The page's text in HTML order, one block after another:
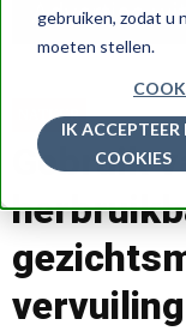
gebruiken, zodat u
moeten stellen.
IK ACCEPTEER
COOKIES
NATUUR
Gebruik